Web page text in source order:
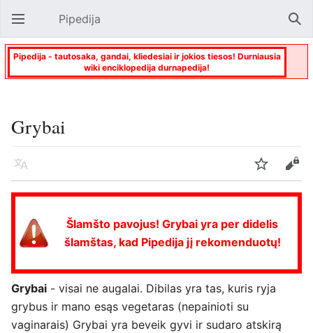
Atverti pagrindinį meniu Pipedija
Pipedija - tautosaka, gandai, kliedesiai ir jokios tiesos! Durniausia
wiki enciklopedija durnapedija!
Grybai
Kalba Stebėti Keisti
Šlamšto pavojus! Grybai yra per didelis
šlamštas, kad Pipedija jį rekomenduotų!
Grybai - visai ne augalai. Dibilas yra tas, kuris ryja
grybus ir mano esąs vegetaras (nepainioti su
vaginarais) Grybai yra beveik gyvi ir sudaro atskirą